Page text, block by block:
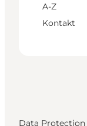
A-Z
Kontakt
Data Protection